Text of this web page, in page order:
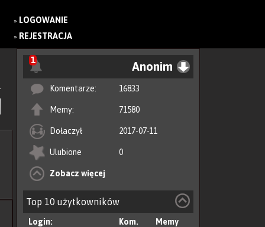
» LOGOWANIE
» REJESTRACJA
1 Anonim
Komentarze: 16833
Memy: 71580
Dołaczył 2017-07-11
Ulubione 0
Zobacz więcej
Top 10 użytkowników
Login: Kom.
Memy